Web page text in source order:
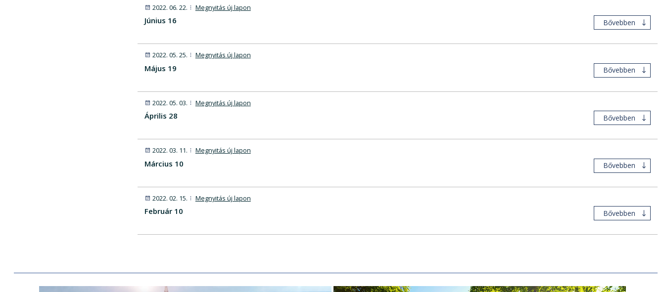
2022. 06. 22. Megnyitás új lapon
Június 16 Bővebben
2022. 05. 25. Megnyitás új lapon
Május 19 Bővebben
2022. 05. 03. Megnyitás új lapon
Április 28 Bővebben
2022. 03. 11. Megnyitás új lapon
Március 10 Bővebben
2022. 02. 15. Megnyitás új lapon
Február 10 Bővebben